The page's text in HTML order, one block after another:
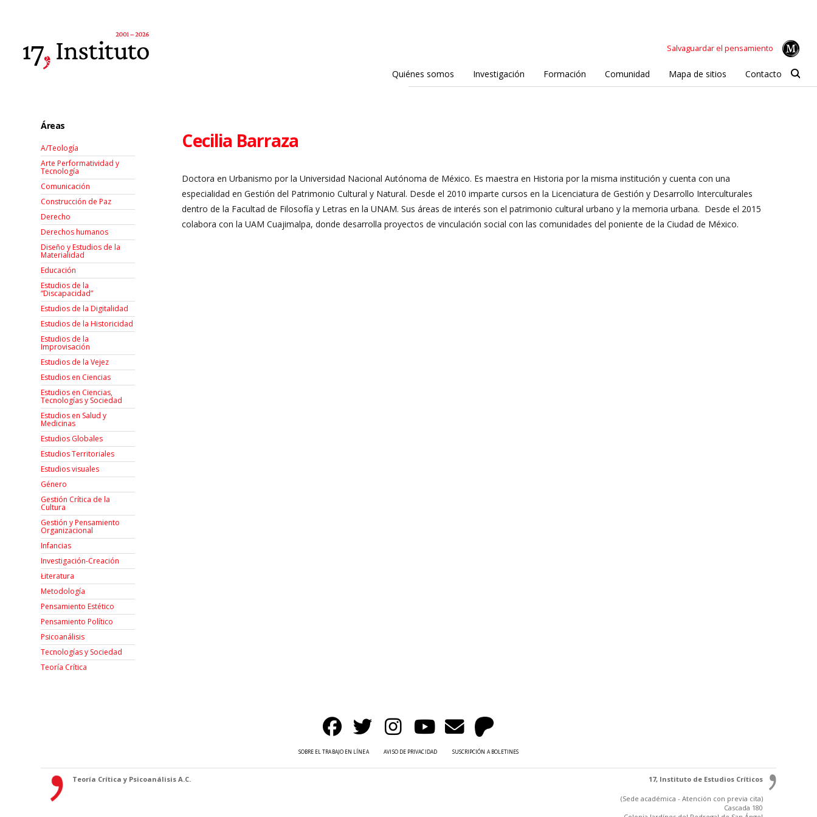
Salvaguardar el pensamiento
Quiénes somos Investigación Formación Comunidad Mapa de sitios Contacto
Cecilia Barraza
Doctora en Urbanismo por la Universidad Nacional Autónoma de México. Es maestra en Historia por la misma institución y cuenta con una
especialidad en Gestión del Patrimonio Cultural y Natural. Desde el 2010 imparte cursos en la Licenciatura de Gestión y Desarrollo Interculturales
dentro de la Facultad de Filosofía y Letras en la UNAM. Sus áreas de interés son el patrimonio cultural urbano y la memoria urbana. Desde el 2015
colabora con la UAM Cuajimalpa, donde desarrolla proyectos de vinculación social con las comunidades del poniente de la Ciudad de México.
Áreas
A/Teología
Arte Performatividad y
Tecnología
Comunicación
Construcción de Paz
Derecho
Derechos humanos
Diseño y Estudios de la
Materialidad
Educación
Estudios de la
“Discapacidad”
Estudios de la Digitalidad
Estudios de la Historicidad
Estudios de la
Improvisación
Estudios de la Vejez
Estudios en Ciencias
Estudios en Ciencias,
Tecnologías y Sociedad
Estudios en Salud y
Medicinas
Estudios Globales
Estudios Territoriales
Estudios visuales
Género
Gestión Crítica de la
Cultura
Gestión y Pensamiento
Organizacional
Infancias
Investigación-Creación
Łiteratura
Metodología
Pensamiento Estético
Pensamiento Político
Psicoanálisis
Tecnologías y Sociedad
Teoría Crítica
SOBRE EL TRABAJO EN LÍNEA AVISO DE PRIVACIDAD SUSCRIPCIÓN A BOLETINES
Teoría Crítica y Psicoanálisis A.C. 17, Instituto de Estudios Críticos
(Sede académica - Atención con previa cita)
Cascada 180